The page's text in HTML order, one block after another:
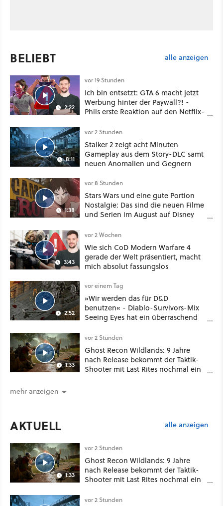
BELIEBT alle anzeigen
2:22
vor 19 Stunden
Ich bin entsetzt: GTA 6 macht jetzt
Werbung hinter der Paywall?! -
Phils erste Reaktion auf den Netflix-
8:11
vor 2 Stunden
Stalker 2 zeigt acht Minuten
Gameplay aus dem Story-DLC samt
neuen Anomalien und Gegnern
1:38
vor 8 Stunden
Stars Wars und eine gute Portion
Nostalgie: Das sind die neuen Filme
und Serien im August auf Disney
3:43
vor 2 Wochen
Wie sich CoD Modern Warfare 4
gerade der Welt präsentiert, macht
mich absolut fassungslos
2:52
vor einem Tag
»Wir werden das für D&D
benutzen« - Diablo-Survivors-Mix
Seeing Eyes hat ein überraschend
1:33
vor 2 Stunden
Ghost Recon Wildlands: 9 Jahre
nach Release bekommt der Taktik-
Shooter mit Last Rites nochmal ein
mehr anzeigen
AKTUELL alle anzeigen
1:33
vor 2 Stunden
Ghost Recon Wildlands: 9 Jahre
nach Release bekommt der Taktik-
Shooter mit Last Rites nochmal ein
vor 2 Stunden